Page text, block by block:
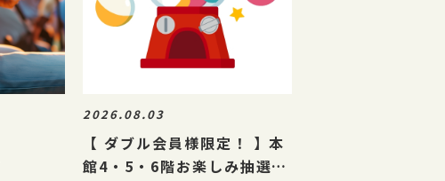
2026.08.03
【 ダブル会員様限定！ 】本
館4・5・6階お楽しみ抽選会